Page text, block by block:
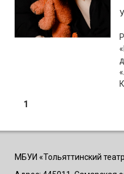
1
МБУИ «Тольяттинский